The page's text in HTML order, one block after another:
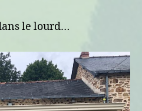
le lourd…